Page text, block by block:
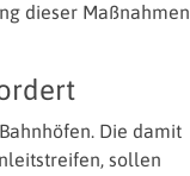
dieser Maßnahmen
Die damit
sollen